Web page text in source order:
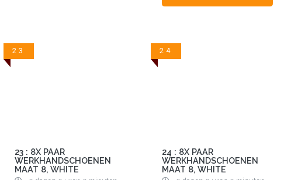
23
23 : 8X PAAR
WERKHANDSCHOENEN
MAAT 8, WHITE
24
24 : 8X PAAR
WERKHANDSCHOENEN
MAAT 8, WHITE